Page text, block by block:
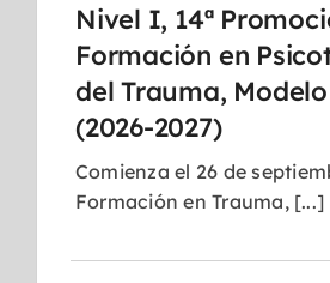
Nivel I, 14ª
Formación en
del Trauma,
(2026-2027)
Comienza el 26 de
Formación en Trauma, [...]